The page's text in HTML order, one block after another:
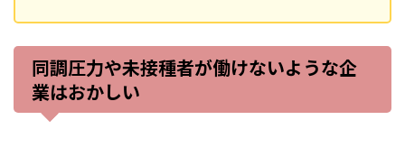
同調圧力や未接種者が働けないような企
業はおかしい